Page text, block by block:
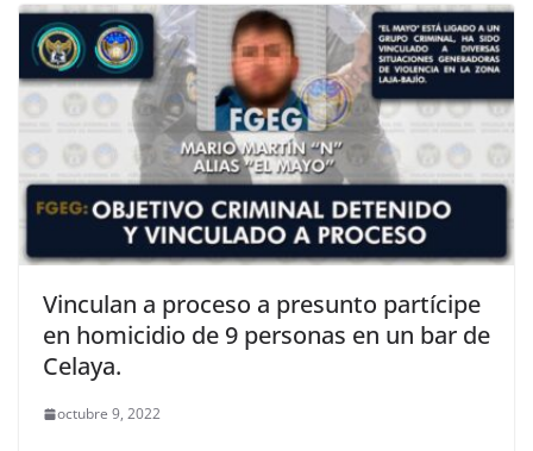
Vinculan a proceso a presunto partícipe
en homicidio de 9 personas en un bar de
Celaya.
octubre 9, 2022